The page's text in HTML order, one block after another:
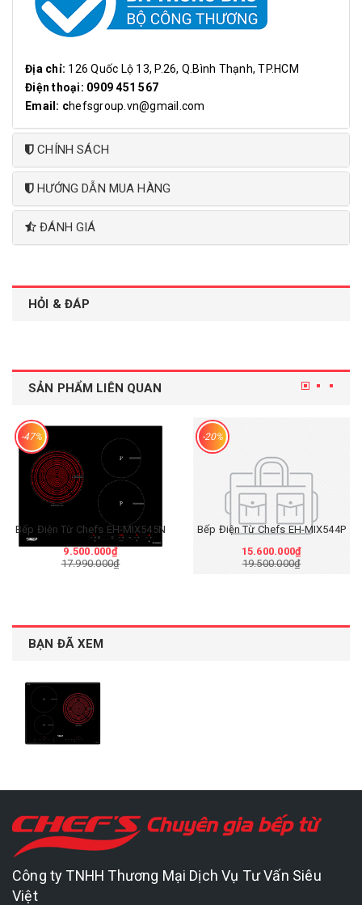
Địa chỉ: 126 Quốc Lộ 13, P.26, Q.Bình Thạnh, TP.HCM
Điện thoại: 0909 451 567
Email: chefsgroup.vn@gmail.com
CHÍNH SÁCH
HƯỚNG DẪN MUA HÀNG
ĐÁNH GIÁ
HỎI & ĐÁP
SẢN PHẨM LIÊN QUAN
-47%
Bếp Điện Từ Chefs EH-MIX545N
9.500.000₫
17.990.000₫
-20%
Bếp Điện Từ Chefs EH-MIX544P
15.600.000₫
19.500.000₫
BẠN ĐÃ XEM
Công ty TNHH Thương Mại Dịch Vụ Tư Vấn Siêu
Việt